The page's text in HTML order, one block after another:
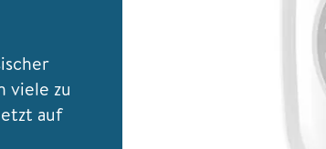
viele zu
auf